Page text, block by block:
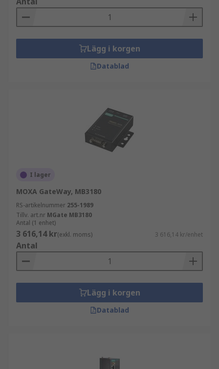
Lägg i korgen
Datablad
I lager
MOXA GateWay, MB3180
RS-artikelnummer 255-1989
Tillv. art.nr MGate MB3180
Antal (1 enhet)
3 616,14 kr(exkl. moms) 3 616,14 kr/enhet
Antal
Lägg i korgen
Datablad